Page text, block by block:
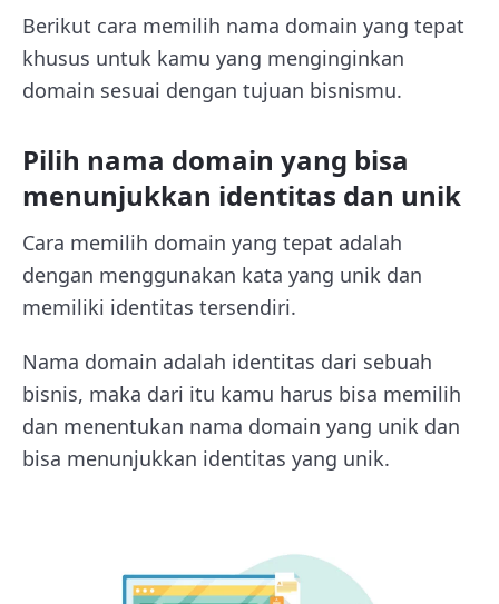
Berikut cara memilih nama domain yang tepat
khusus untuk kamu yang menginginkan
domain sesuai dengan tujuan bisnismu.
Pilih nama domain yang bisa
menunjukkan identitas dan unik
Cara memilih domain yang tepat adalah
dengan menggunakan kata yang unik dan
memiliki identitas tersendiri.
Nama domain adalah identitas dari sebuah
bisnis, maka dari itu kamu harus bisa memilih
dan menentukan nama domain yang unik dan
bisa menunjukkan identitas yang unik.